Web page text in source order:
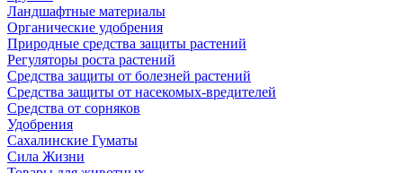
Ландшафтные материалы
Органические удобрения
Природные средства защиты растений
Регуляторы роста растений
Средства защиты от болезней растений
Средства защиты от насекомых-вредителей
Средства от сорняков
Удобрения
Сахалинские Гуматы
Сила Жизни